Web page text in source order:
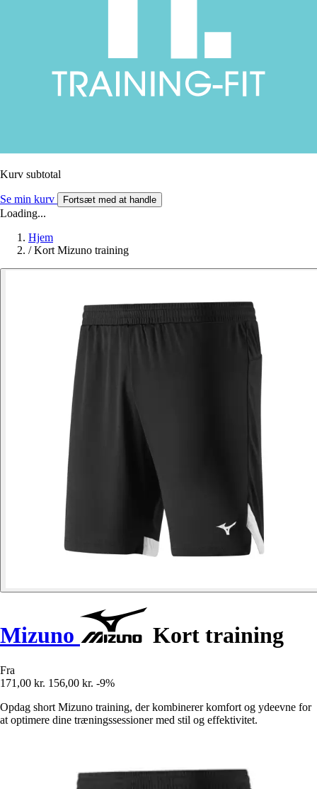
Kurv subtotal
Se min kurv Fortsæt med at handle
Loading...
Hjem
/ Kort Mizuno training
Mizuno Kort training
Fra
171,00 kr. 156,00 kr. -9%
Opdag short Mizuno training, der kombinerer komfort og ydeevne for
at optimere dine træningssessioner med stil og effektivitet.